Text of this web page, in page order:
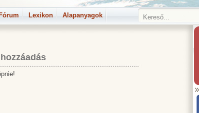
Fórum Lexikon Alapanyagok